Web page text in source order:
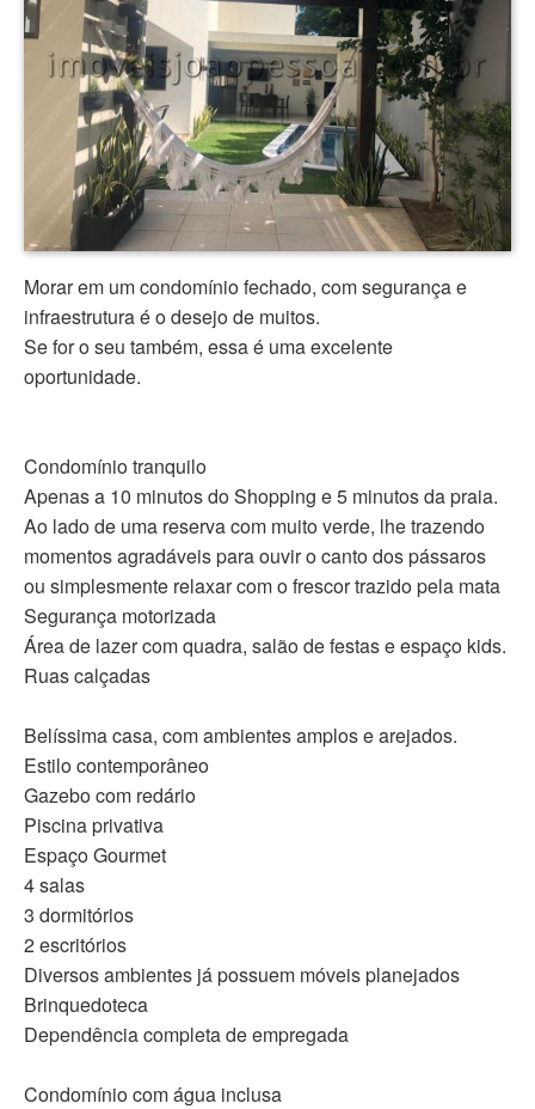
Morar em um condomínio fechado, com segurança e
infraestrutura é o desejo de muitos.
Se for o seu também, essa é uma excelente
oportunidade.
Condomínio tranquilo
Apenas a 10 minutos do Shopping e 5 minutos da praia.
Ao lado de uma reserva com muito verde, lhe trazendo
momentos agradáveis para ouvir o canto dos pássaros
ou simplesmente relaxar com o frescor trazido pela mata
Segurança motorizada
Área de lazer com quadra, salão de festas e espaço kids.
Ruas calçadas
Belíssima casa, com ambientes amplos e arejados.
Estilo contemporâneo
Gazebo com redário
Piscina privativa
Espaço Gourmet
4 salas
3 dormitórios
2 escritórios
Diversos ambientes já possuem móveis planejados
Brinquedoteca
Dependência completa de empregada
Condomínio com água inclusa